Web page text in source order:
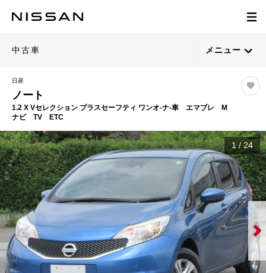
中古車 メニュー
日産
ノート
1.2 X Vセレクション プラスセーフティ ワンオ-ナ-車 エマブレ M
ナビ TV ETC
1/24